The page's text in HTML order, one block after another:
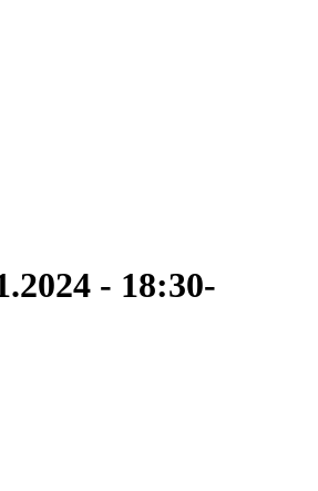
- 18:30-